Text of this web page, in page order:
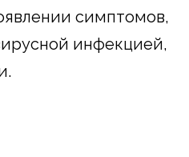
симптомов,
инфекцией,